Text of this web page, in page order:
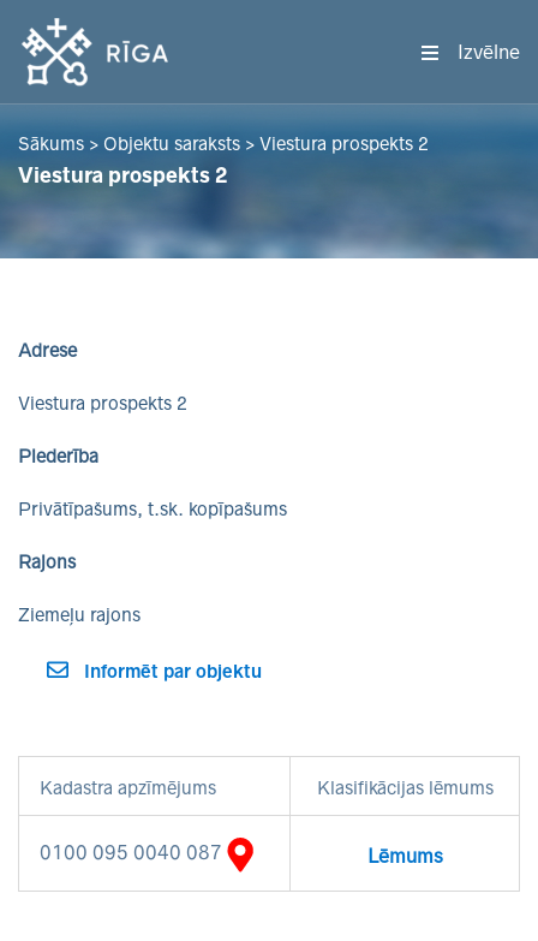
Izvēlne
Sākums > Objektu saraksts > Viestura prospekts 2
Viestura prospekts 2
Adrese
Viestura prospekts 2
Piederība
Privātīpašums, t.sk. kopīpašums
Rajons
Ziemeļu rajons
Informēt par objektu
Kadastra apzīmējums Klasifikācijas lēmums
0100 095 0040 087 Lēmums